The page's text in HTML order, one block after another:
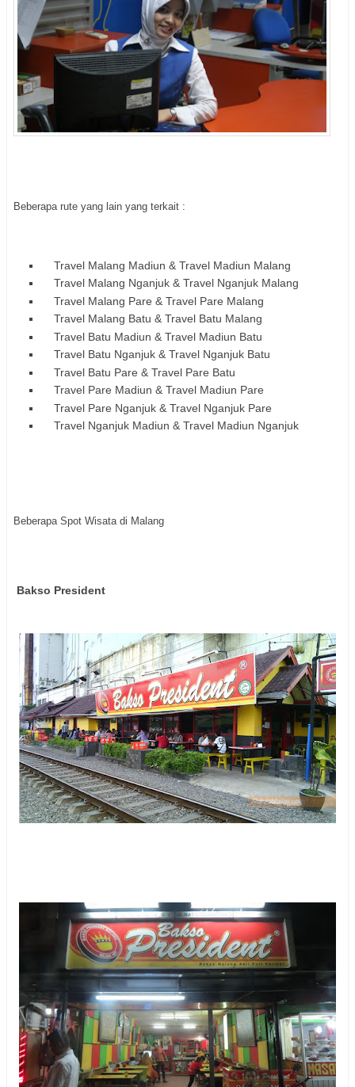
Beberapa rute yang lain yang terkait :
Travel Malang Madiun & Travel Madiun Malang
Travel Malang Nganjuk & Travel Nganjuk Malang
Travel Malang Pare & Travel Pare Malang
Travel Malang Batu & Travel Batu Malang
Travel Batu Madiun & Travel Madiun Batu
Travel Batu Nganjuk & Travel Nganjuk Batu
Travel Batu Pare & Travel Pare Batu
Travel Pare Madiun & Travel Madiun Pare
Travel Pare Nganjuk & Travel Nganjuk Pare
Travel Nganjuk Madiun & Travel Madiun Nganjuk
Beberapa Spot Wisata di Malang
Bakso President